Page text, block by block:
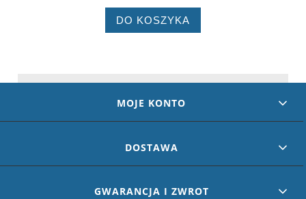
DO KOSZYKA
MOJE KONTO
DOSTAWA
GWARANCJA I ZWROT